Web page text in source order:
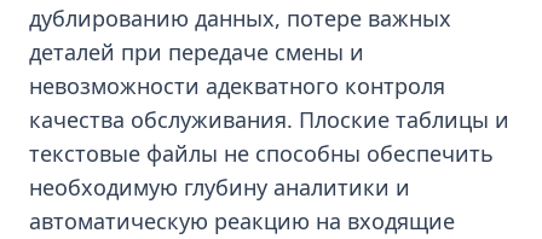
дублированию данных, потере важных
деталей при передаче смены и
невозможности адекватного контроля
качества обслуживания. Плоские таблицы и
текстовые файлы не способны обеспечить
необходимую глубину аналитики и
автоматическую реакцию на входящие